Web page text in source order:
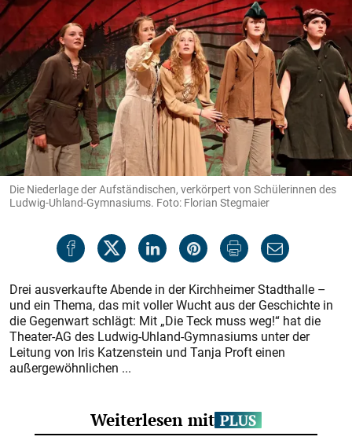
Die Niederlage der Aufständischen, verkörpert von Schülerinnen des
Ludwig-Uhland-Gymnasiums. Foto: Florian Stegmaier
Drei ausverkaufte Abende in der Kirchheimer Stadthalle –
und ein Thema, das mit voller Wucht aus der Geschichte in
die Gegenwart schlägt: Mit „Die Teck muss weg!“ hat die
Theater-AG des Ludwig-Uhland-Gymnasiums unter der
Leitung von Iris Katzenstein und Tanja Proft einen
außergewöhnlichen ...